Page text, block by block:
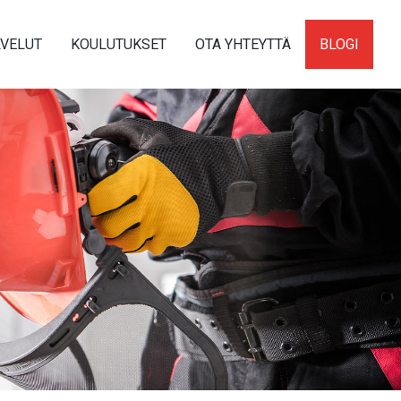
KOULUTUKSET OTA YHTEYTTÄ BLOGI